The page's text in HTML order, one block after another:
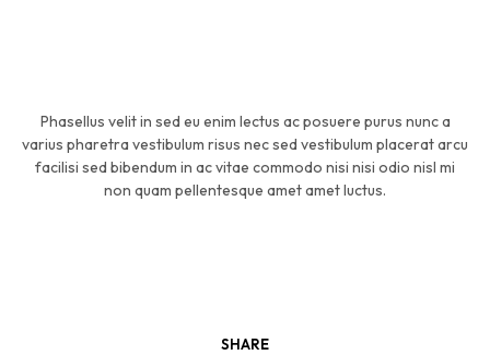
Phasellus velit in sed eu enim lectus ac posuere purus nunc a
varius pharetra vestibulum risus nec sed vestibulum placerat arcu
facilisi sed bibendum in ac vitae commodo nisi nisi odio nisl mi
non quam pellentesque amet amet luctus.
SHARE